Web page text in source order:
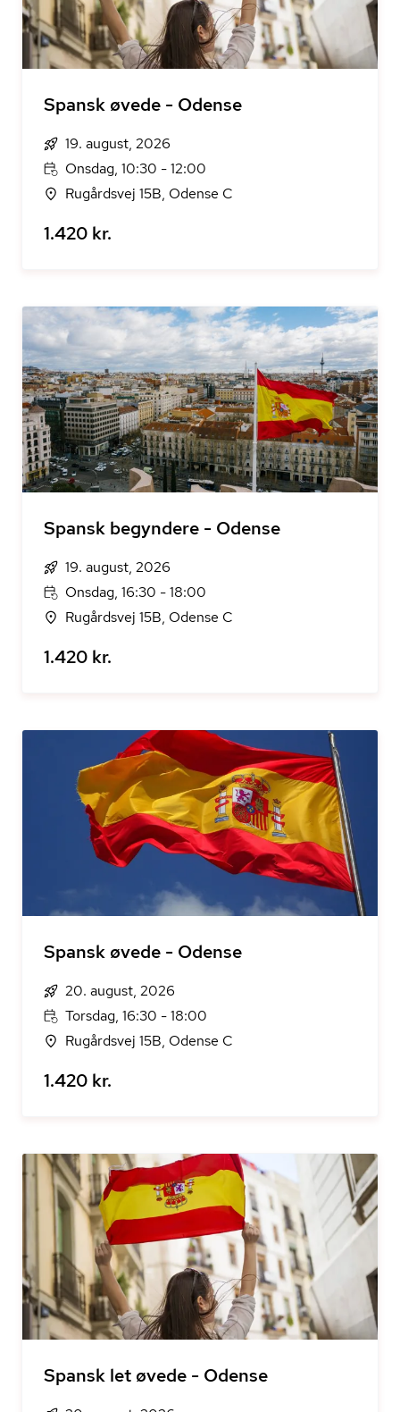
Spansk øvede - Odense
19. august, 2026
Onsdag, 10:30 - 12:00
Rugårdsvej 15B, Odense C
1.420 kr.
Spansk begyndere - Odense
19. august, 2026
Onsdag, 16:30 - 18:00
Rugårdsvej 15B, Odense C
1.420 kr.
Spansk øvede - Odense
20. august, 2026
Torsdag, 16:30 - 18:00
Rugårdsvej 15B, Odense C
1.420 kr.
Spansk let øvede - Odense